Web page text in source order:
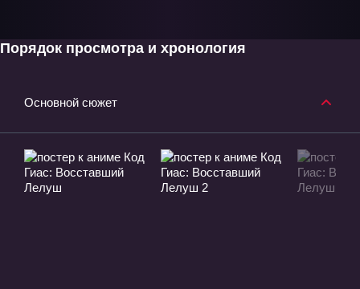
Порядок просмотра и хронология
Основной сюжет